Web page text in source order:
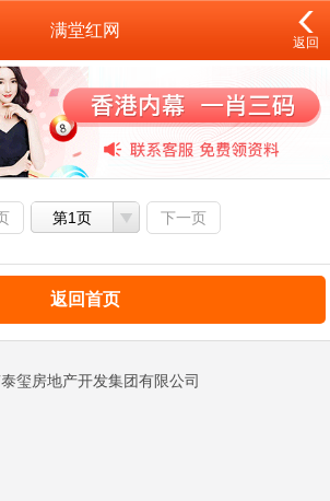
满堂红网
返回
第1页 下一页
返回首页
玺房地产开发集团有限公司